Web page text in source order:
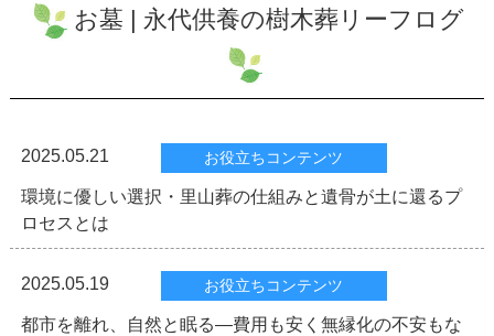
お墓 | 永代供養の樹木葬リーフログ
2025.05.21 お役立ちコンテンツ
環境に優しい選択・里山葬の仕組みと遺骨が土に還るプ
ロセスとは
2025.05.19 お役立ちコンテンツ
都市を離れ、自然と眠る―費用も安く無縁化の不安もな